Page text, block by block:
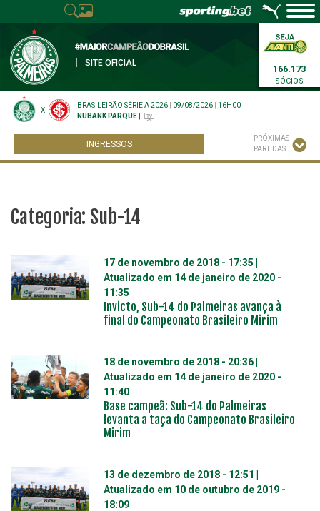
SITE OFICIAL
166.173
SÓCIOS
X
BRASILEIRÃO SÉRIE A 2026 09/08/2026
16H00
NUBANK PARQUE
INGRESSOS
PRÓXIMAS
PARTIDAS
Categoria: Sub-14
17 de novembro de 2018 - 17:35
Atualizado em 14 de janeiro de 2020 -
11:35
Invicto, Sub-14 do Palmeiras avança à
final do Campeonato Brasileiro Mirim
18 de novembro de 2018 - 20:36
Atualizado em 14 de janeiro de 2020 -
11:40
Base campeã: Sub-14 do Palmeiras
levanta a taça do Campeonato Brasileiro
Mirim
13 de dezembro de 2018 - 12:51
Atualizado em 10 de outubro de 2019 -
18:09